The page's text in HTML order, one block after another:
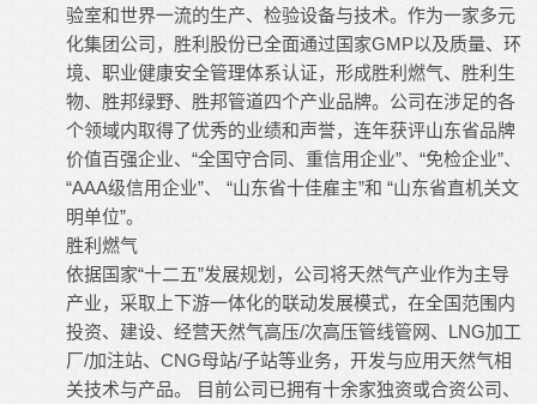
验室和世界一流的生产、检验设备与技术。作为一家多元
化集团公司，胜利股份已全面通过国家GMP以及质量、环
境、职业健康安全管理体系认证，形成胜利燃气、胜利生
物、胜邦绿野、胜邦管道四个产业品牌。公司在涉足的各
个领域内取得了优秀的业绩和声誉，连年获评山东省品牌
价值百强企业、“全国守合同、重信用企业”、“免检企业”、
“AAA级信用企业”、 “山东省十佳雇主”和 “山东省直机关文
明单位”。
胜利燃气
依据国家“十二五”发展规划，公司将天然气产业作为主导
产业，采取上下游一体化的联动发展模式，在全国范围内
投资、建设、经营天然气高压/次高压管线管网、LNG加工
厂/加注站、CNG母站/子站等业务，开发与应用天然气相
关技术与产品。 目前公司已拥有十余家独资或合资公司、